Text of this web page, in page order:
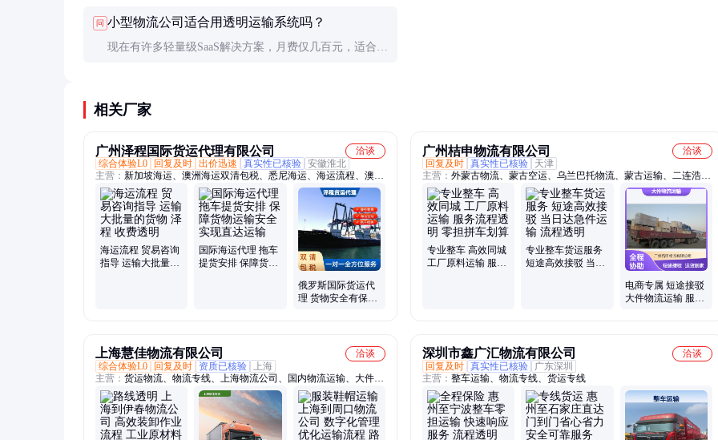
络、设置低电量预警、升级服务器配置等。
问 小型物流公司适合用透明运输系统吗？
现在有许多轻量级SaaS解决方案，月费仅几百元，适合小
相关厂家
广州泽程国际货运代理有限公司
洽谈
综合体验L0
回复及时 出价迅速 真实性已核验 安徽淮北
主营： 新加坡海运、澳洲海运双清包税、悉尼海运、海运流程、澳洲
海运家具、出口货物海运、珀斯海运到门、新加坡空运、新西兰海
运、马来西亚海运、美国海运、新加坡海运双清到门、墨尔本海运、
悉尼海运双清、澳洲海运瓷砖建材、新加坡集运双清、澳大利亚海运
门到门、海运双清包税、阿德莱德海运、布里斯班海运、整柜海运到
澳洲、整柜海运到新加坡、新加坡散货拼箱集运、双清包税、海运、
货运代理
海运流程 贸易咨询
指导 运输大批量的
国际海运代理 拖车
提货安排 保障货物
俄罗斯国际货运代
理 货物安全有保障
广州桔申物流有限公司
洽谈
回复及时 真实性已核验
天津
主营： 外蒙古物流、蒙古空运、乌兰巴托物流、蒙古运输、二连浩特
物流、蒙古陆运、蒙古国货运代理、蒙古快递、额尔登特物流、达尔
罕物流、蒙古铁路、蒙古乌兰巴托、到蒙古的物流公司、蒙古国货
运、中国出口蒙古、蒙古国际物流、乌兰巴托快递、外蒙古专线物
流、出口乌兰巴托物流
专业整车 高效同城
工厂原料运输 服务
专业整车货运服务
短途高效接驳 当日
电商专属 短途接驳
大件物流运输 服务
上海慧佳物流有限公司
洽谈
综合体验L0
回复及时 资质已核验
上海
主营： 货运物流、物流专线、上海物流公司、国内物流运输、大件运
输、上海到全国物流运输、特种物流运输、物流公司、货运公司
深圳市鑫广汇物流有限公司
洽谈
回复及时 真实性已核验
广东深圳
主营： 整车运输、物流专线、货运专线